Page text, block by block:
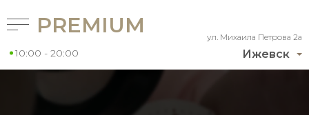
Ижевск
ул. Михаила Петрова 2а
PREMIUM
10:00 - 20:00